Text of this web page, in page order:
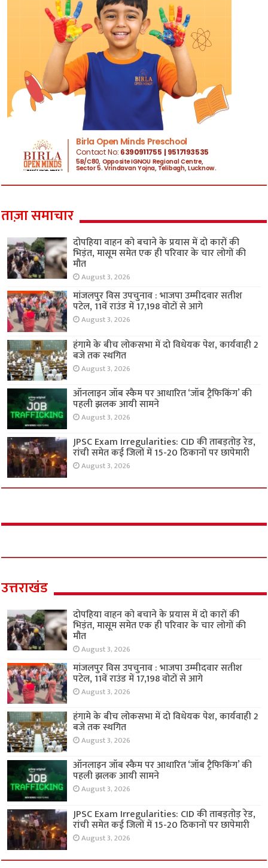
ताज़ा समाचार
दोपहिया वाहन को बचाने के प्रयास में दो कारों की
भिड़ंत, मासूम समेत एक ही परिवार के चार लोगों की
मौत
August 3, 2026
मांजलपुर विस उपचुनाव : भाजपा उम्मीदवार सतीश
पटेल, 11वें राउंड में 17,198 वोटों से आगे
August 3, 2026
हंगामे के बीच लोकसभा में दो विधेयक पेश, कार्यवाही 2
बजे तक स्थगित
August 3, 2026
ऑनलाइन जॉब स्कैम पर आधारित ‘जॉब ट्रैफिकिंग’ की
पहली झलक आयी सामने
August 3, 2026
JPSC Exam Irregularities: CID की ताबड़तोड़ रेड,
रांची समेत कई जिलों में 15-20 ठिकानों पर छापेमारी
August 3, 2026
उत्तराखंड
दोपहिया वाहन को बचाने के प्रयास में दो कारों की
भिड़ंत, मासूम समेत एक ही परिवार के चार लोगों की
मौत
August 3, 2026
मांजलपुर विस उपचुनाव : भाजपा उम्मीदवार सतीश
पटेल, 11वें राउंड में 17,198 वोटों से आगे
August 3, 2026
हंगामे के बीच लोकसभा में दो विधेयक पेश, कार्यवाही 2
बजे तक स्थगित
August 3, 2026
ऑनलाइन जॉब स्कैम पर आधारित ‘जॉब ट्रैफिकिंग’ की
पहली झलक आयी सामने
August 3, 2026
JPSC Exam Irregularities: CID की ताबड़तोड़ रेड,
रांची समेत कई जिलों में 15-20 ठिकानों पर छापेमारी
August 3, 2026